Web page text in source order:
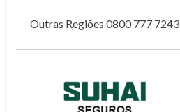
Outras Regiões 0800 777 7243